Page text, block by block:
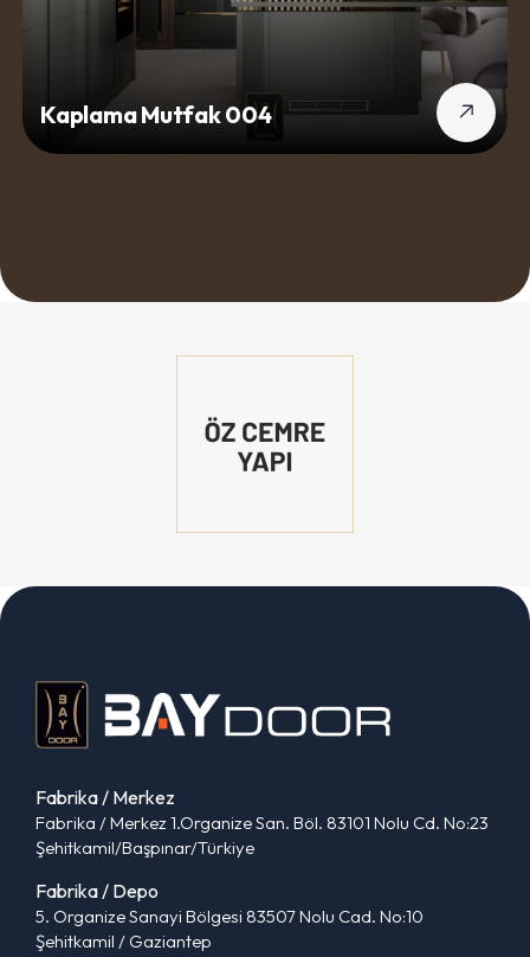
Kaplama Mutfak 004
Fabrika / Merkez
Fabrika / Merkez 1.Organize San. Böl. 83101 Nolu Cd. No:23
Şehitkamil/Başpınar/Türkiye
Fabrika / Depo
5. Organize Sanayi Bölgesi 83507 Nolu Cad. No:10
Şehitkamil / Gaziantep